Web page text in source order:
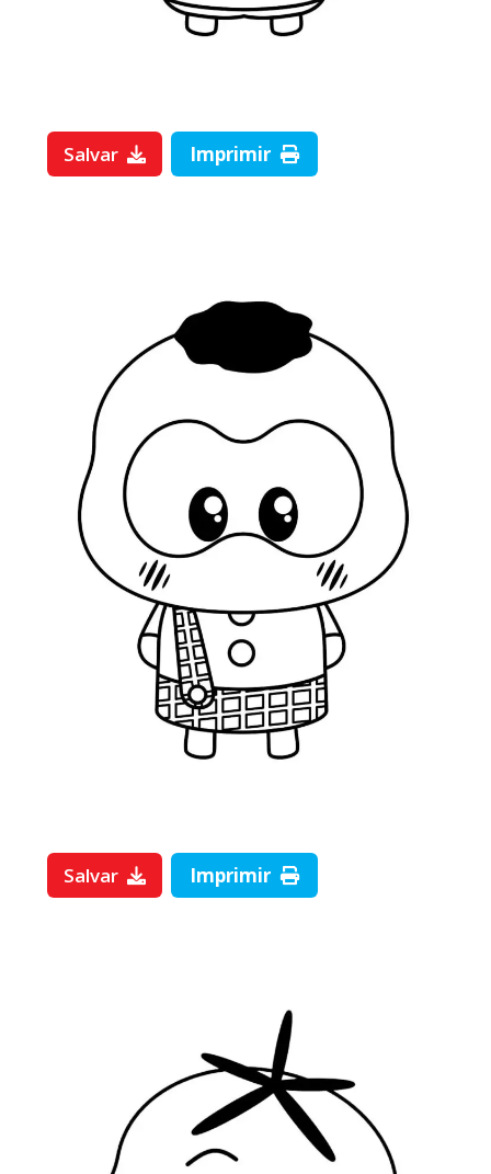
Salvar Imprimir
Salvar Imprimir